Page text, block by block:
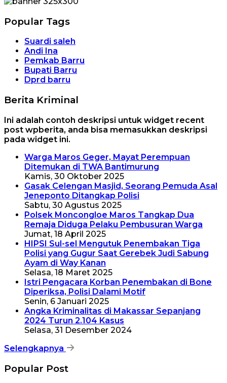
Popular Tags
Suardi saleh
Andi Ina
Pemkab Barru
Bupati Barru
Dprd barru
Berita Kriminal
Ini adalah contoh deskripsi untuk widget recent
post wpberita, anda bisa memasukkan deskripsi
pada widget ini.
Warga Maros Geger, Mayat Perempuan
Ditemukan di TWA Bantimurung
Kamis, 30 Oktober 2025
Gasak Celengan Masjid, Seorang Pemuda Asal
Jeneponto Ditangkap Polisi
Sabtu, 30 Agustus 2025
Polsek Moncongloe Maros Tangkap Dua
Remaja Diduga Pelaku Pembusuran Warga
Jumat, 18 April 2025
HIPSI Sul-sel Mengutuk Penembakan Tiga
Polisi yang Gugur Saat Gerebek Judi Sabung
Ayam di Way Kanan
Selasa, 18 Maret 2025
Istri Pengacara Korban Penembakan di Bone
Diperiksa, Polisi Dalami Motif
Senin, 6 Januari 2025
Angka Kriminalitas di Makassar Sepanjang
2024 Turun 2.104 Kasus
Selasa, 31 Desember 2024
Selengkapnya
Popular Post